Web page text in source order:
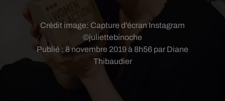
Publié : 8 novembre 2019 à 8h56 par Diane
Thibaudier
Crédit image: Capture d'écran Instagram
©juliettebinoche